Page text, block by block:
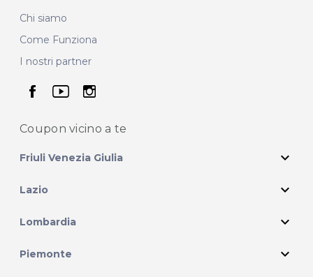
Chi siamo
Come Funziona
I nostri partner
seguici su facebook
seguici su youtube
seguici su instagram
Coupon vicino a te
Friuli Venezia Giulia expand_more
Lazio expand_more
Lombardia expand_more
Piemonte expand_more